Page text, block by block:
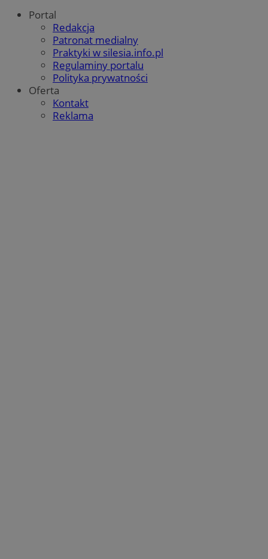
Portal
Redakcja
Patronat medialny
Praktyki w silesia.info.pl
Regulaminy portalu
Polityka prywatności
Oferta
Kontakt
Reklama